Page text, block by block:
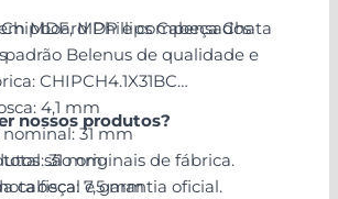
MDF, MDP e compensados
Belenus de qualidade e
Phillips Cabeça Chata
CHIPCH4.1X31BC
4,1 mm
31 mm
31 mm
cabeça: 7,5 mm
nossos produtos?
são originais de fábrica.
fiscal e garantia oficial.